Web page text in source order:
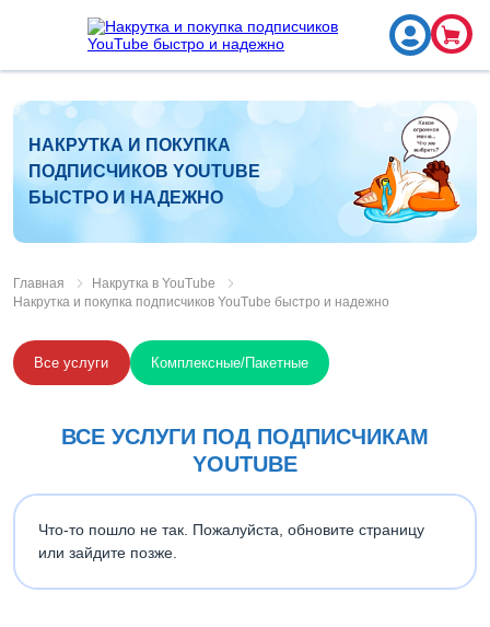
НАКРУТКА И ПОКУПКА
ПОДПИСЧИКОВ YOUTUBE
БЫСТРО И НАДЕЖНО
Главная
Накрутка в YouTube
Накрутка и покупка подписчиков YouTube быстро и надежно
Все услуги Комплексные/Пакетные
ВСЕ УСЛУГИ ПОД ПОДПИСЧИКАМ
YOUTUBE
Что-то пошло не так. Пожалуйста, обновите страницу
или зайдите позже.